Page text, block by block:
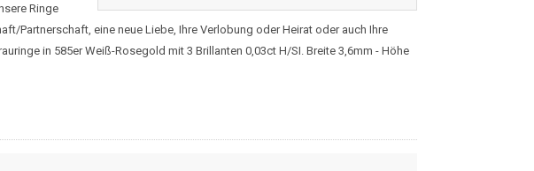
Ringe
Partnerschaft, eine neue Liebe, Ihre Verlobung oder Heirat oder auch Ihre
in 585er Weiß-Rosegold mit 3 Brillanten 0,03ct H/SI. Breite 3,6mm - Höhe